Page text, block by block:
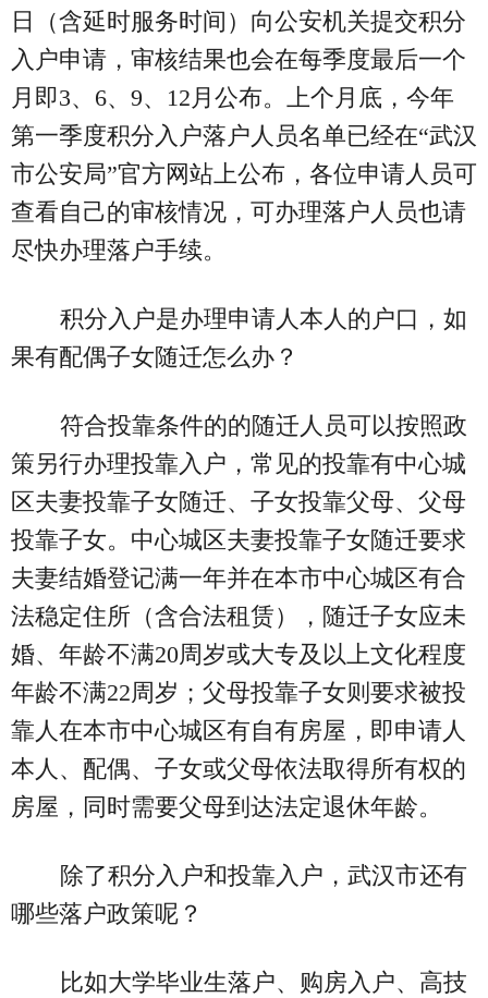
日（含延时服务时间）向公安机关提交积分
入户申请，审核结果也会在每季度最后一个
月即3、6、9、12月公布。上个月底，今年
第一季度积分入户落户人员名单已经在“武汉
市公安局”官方网站上公布，各位申请人员可
查看自己的审核情况，可办理落户人员也请
尽快办理落户手续。
积分入户是办理申请人本人的户口，如
果有配偶子女随迁怎么办？
符合投靠条件的的随迁人员可以按照政
策另行办理投靠入户，常见的投靠有中心城
区夫妻投靠子女随迁、子女投靠父母、父母
投靠子女。中心城区夫妻投靠子女随迁要求
夫妻结婚登记满一年并在本市中心城区有合
法稳定住所（含合法租赁），随迁子女应未
婚、年龄不满20周岁或大专及以上文化程度
年龄不满22周岁；父母投靠子女则要求被投
靠人在本市中心城区有自有房屋，即申请人
本人、配偶、子女或父母依法取得所有权的
房屋，同时需要父母到达法定退休年龄。
除了积分入户和投靠入户，武汉市还有
哪些落户政策呢？
比如大学毕业生落户、购房入户、高技